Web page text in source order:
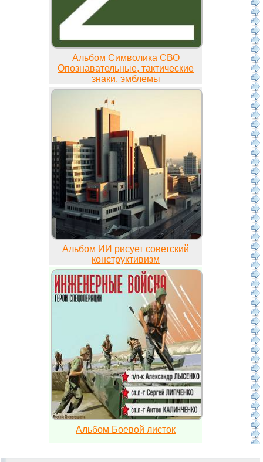
Альбом Символика СВО
Опознавательные, тактические
знаки, эмблемы
Альбом ИИ рисует советский
конструктивизм
Альбом Боевой листок